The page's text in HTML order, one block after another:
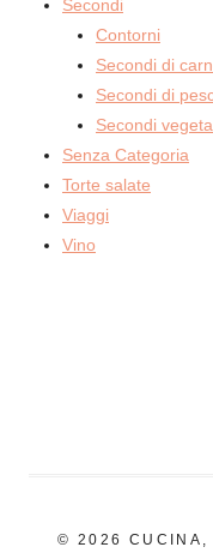
Secondi
Contorni
Secondi di
Secondi di
Secondi
Senza Categoria
Torte salate
Viaggi
Vino
© 2026 CUCINA,